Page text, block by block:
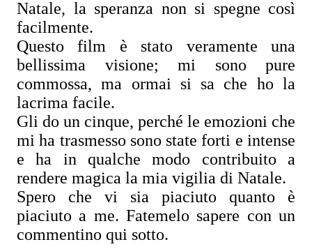
Natale, la speranza non si spegne così
facilmente.
Questo film è stato veramente una
bellissima visione; mi sono pure
commossa, ma ormai si sa che ho la
lacrima facile.
Gli do un cinque, perché le emozioni che
mi ha trasmesso sono state forti e intense
e ha in qualche modo contribuito a
rendere magica la mia vigilia di Natale.
Spero che vi sia piaciuto quanto è
piaciuto a me. Fatemelo sapere con un
commentino qui sotto.